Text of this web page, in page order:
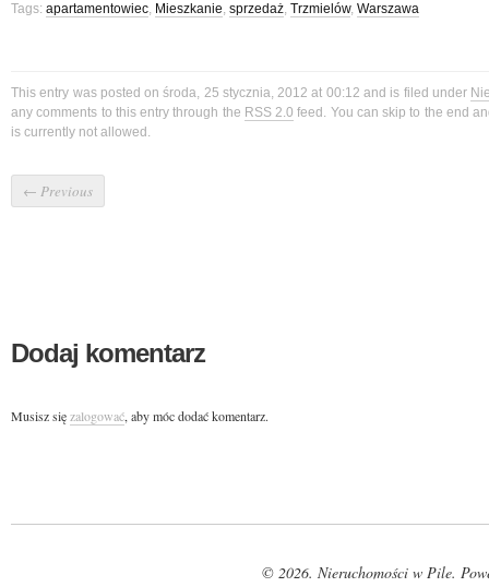
Tags: apartamentowiec, Mieszkanie, sprzedaż, Trzmielów, Warszawa
This entry was posted on środa, 25 stycznia, 2012 at 00:12 and is filed under
any comments to this entry through the RSS 2.0 feed. You can skip to the end
is currently not allowed.
← Previous
Dodaj komentarz
Musisz sięzalogować, aby móc dodać komentarz.
© 2026. Nieruchomości w Pile.